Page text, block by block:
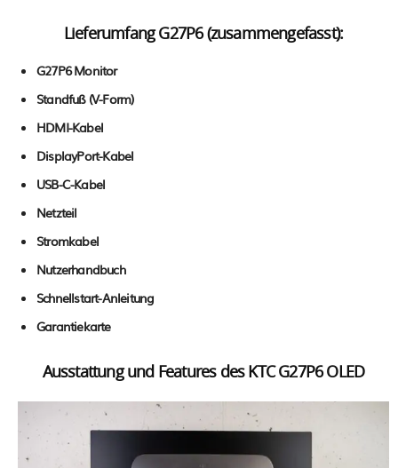
Lieferumfang G27P6 (zusammengefasst):
G27P6 Monitor
Standfuß (V-Form)
HDMI-Kabel
DisplayPort-Kabel
USB-C-Kabel
Netzteil
Stromkabel
Nutzerhandbuch
Schnellstart-Anleitung
Garantiekarte
Ausstattung und Features des KTC G27P6 OLED